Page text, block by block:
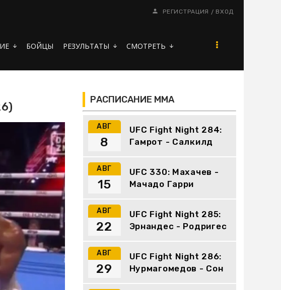
РЕГИСТРАЦИЯ / ВХОД
arrow_downward БОЙЦЫ РЕЗУЛЬТАТЫ arrow_downward СМОТРЕТЬ arrow_downward
РАСПИСАНИЕ ММА
АВГ
UFC Fight Night 284:
Гамрот - Салкилд
8
АВГ
UFC 330: Махачев -
Мачадо Гарри
15
АВГ
UFC Fight Night 285:
Эрнандес - Родригес
22
АВГ
UFC Fight Night 286:
Нурмагомедов - Сон
29